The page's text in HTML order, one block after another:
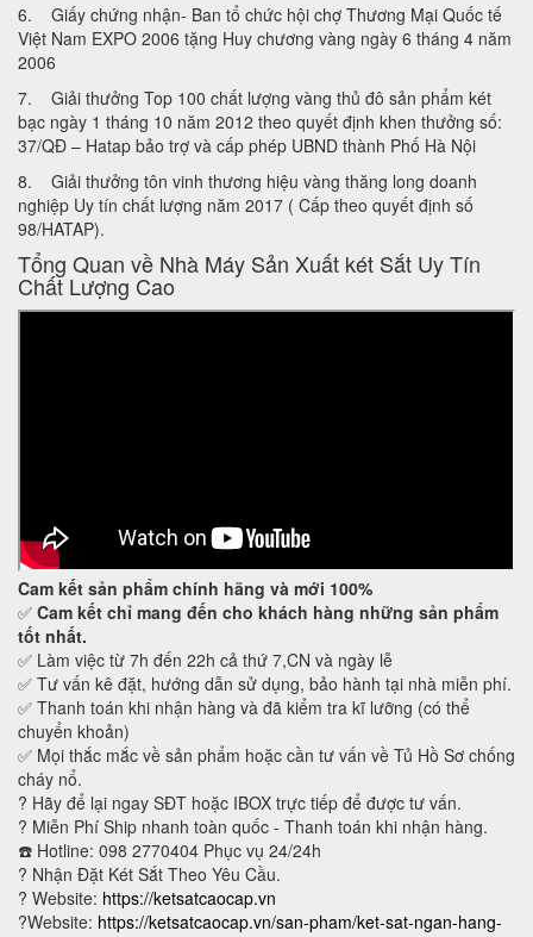
6. Giấy chứng nhận- Ban tổ chức hội chợ Thương Mại Quốc tế
Việt Nam EXPO 2006 tặng Huy chương vàng ngày 6 tháng 4 năm
2006
7. Giải thưởng Top 100 chất lượng vàng thủ đô sản phẩm két
bạc ngày 1 tháng 10 năm 2012 theo quyết định khen thưởng số:
37/QĐ – Hatap bảo trợ và cấp phép UBND thành Phố Hà Nội
8. Giải thưởng tôn vinh thương hiệu vàng thăng long doanh
nghiệp Uy tín chất lượng năm 2017 ( Cấp theo quyết định số
98/HATAP).
Tổng Quan về Nhà Máy Sản Xuất két Sắt Uy Tín
Chất Lượng Cao
Cam kết sản phẩm chính hãng và mới 100%
✅ Cam kết chỉ mang đến cho khách hàng những sản phẩm
tốt nhất.
✅ Làm việc từ 7h đến 22h cả thứ 7,CN và ngày lễ
✅ Tư vấn kê đặt, hướng dẫn sử dụng, bảo hành tại nhà miễn phí.
✅ Thanh toán khi nhận hàng và đã kiểm tra kĩ lưỡng (có thể
chuyển khoản)
✅ Mọi thắc mắc về sản phẩm hoặc cần tư vấn về Tủ Hồ Sơ chống
cháy nổ.
? Hãy để lại ngay SĐT hoặc IBOX trực tiếp để được tư vấn.
? Miễn Phí Ship nhanh toàn quốc - Thanh toán khi nhận hàng.
☎️ Hotline: 098 2770404 Phục vụ 24/24h
? Nhận Đặt Két Sắt Theo Yêu Cầu.
? Website: https://ketsatcaocap.vn
?Website: https://ketsatcaocap.vn/san-pham/ket-sat-ngan-hang-